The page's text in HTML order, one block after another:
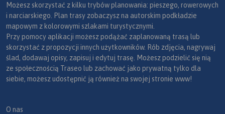
Możesz skorzystać z kilku trybów planowania: pieszego, rowerowych
i narciarskiego. Plan trasy zobaczysz na autorskim podkładzie
mapowym z kolorowymi szlakami turystycznymi.
Przy pomocy aplikacji możesz podążać zaplanowaną trasą lub
skorzystać z propozycji innych użytkowników. Rób zdjęcia, nagrywaj
ślad, dodawaj opisy, zapisuj i edytuj trasę. Możesz podzielić się nią
ze społecznością Traseo lub zachować jako prywatną tylko dla
siebie, możesz udostępnić ją również na swojej stronie www!
O nas